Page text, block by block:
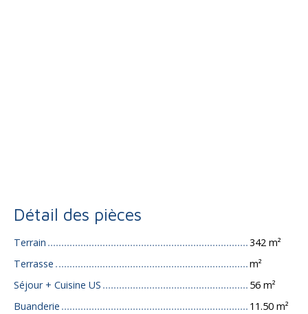
Détail des pièces
Terrain
342 m²
Terrasse
m²
Séjour + Cuisine US
56 m²
Buanderie
11.50 m²